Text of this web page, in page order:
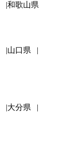
和歌山県
山口県
大分県